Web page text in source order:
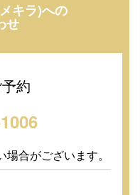
キラ)への
せ
約
合がございます。